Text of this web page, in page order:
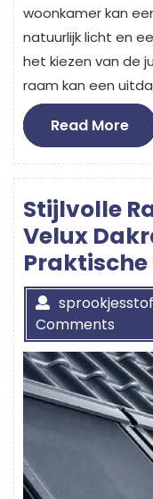
woonkamer kan
natuurlijk licht en
het kiezen van de
raam kan een
Read More
Stijlvolle
Velux
Praktische
Comments